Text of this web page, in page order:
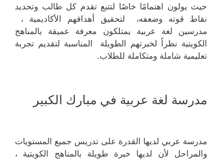
حيث يولون اهتمامًا خاصًا لتتبع تقدم كل طالب وتحديد
نقاط قوته وضعفه، لتحقيق أهدافهم الأكاديمية ،
مدرسين لغة عربية يمتلكون معرفة عميقة بالمناهج
الكويتية نظراً لخبرتهم الطويلة المناسبة لتقديم تجربة
تعليمية شاملة ومتكاملة للطلاب.
مدرسة لغة عربية في مبارك الكبير
مدرسة عربي لديها القدرة على تدريس جميع المستويات
والمراحل لأن لديها خبرة طويلة بالمناهج الكويتية ،